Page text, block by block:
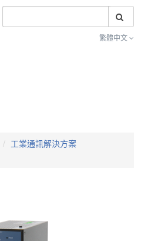
繁體中文
工業通訊解決方案